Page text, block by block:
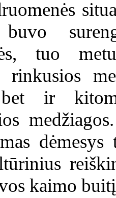
buvo
tuo
rinkusios
bet ir
kaimo